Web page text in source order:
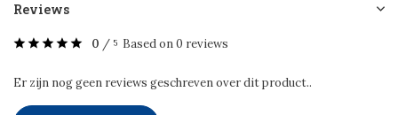
Reviews
0 / 5 Based on 0 reviews
Er zijn nog geen reviews geschreven over dit product..